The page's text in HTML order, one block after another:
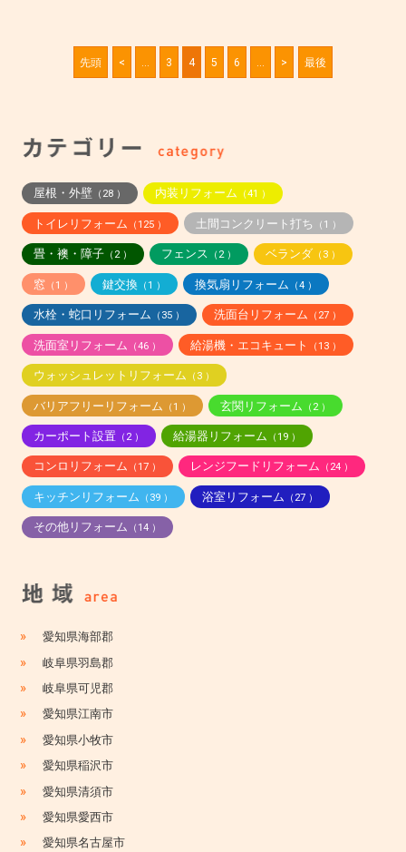
先頭 < 3 4 5 6 > 最後
屋根・外壁（28 ） 内装リフォーム （41 ）
トイレリフォーム （125 ） 土間コンクリート打ち （1 ）
畳・襖・障子（2 ） フェンス （2 ） ベランダ （3 ）
窓（1 ） 鍵交換（1 ） 換気扇リフォーム （4 ）
水栓・蛇口リフォーム （35 ） 洗面台リフォーム （27 ）
洗面室リフォーム （46 ） 給湯機・エコキュート （13 ）
ウォッシュレットリフォーム （3 ）
バリアフリーリフォーム （1 ） 玄関リフォーム （2 ）
カーポート設置（2 ） 給湯器リフォーム （19 ）
コンロリフォーム （17 ） レンジフードリフォーム （24 ）
キッチンリフォーム （39 ） 浴室リフォーム （27 ）
その他リフォーム （14 ）
» 愛知県海部郡
» 岐阜県羽島郡
» 岐阜県可児郡
» 愛知県江南市
» 愛知県小牧市
» 愛知県稲沢市
» 愛知県清須市
» 愛知県愛西市
» 愛知県名古屋市